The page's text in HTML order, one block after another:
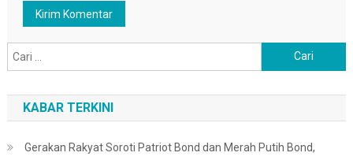
untuk:
KABAR TERKINI
Gerakan Rakyat Soroti Patriot Bond dan Merah Putih Bond,